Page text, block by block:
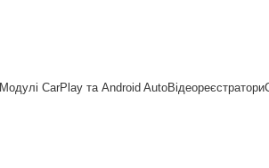
Модулі CarPlay та Android AutoВідеореєстратори